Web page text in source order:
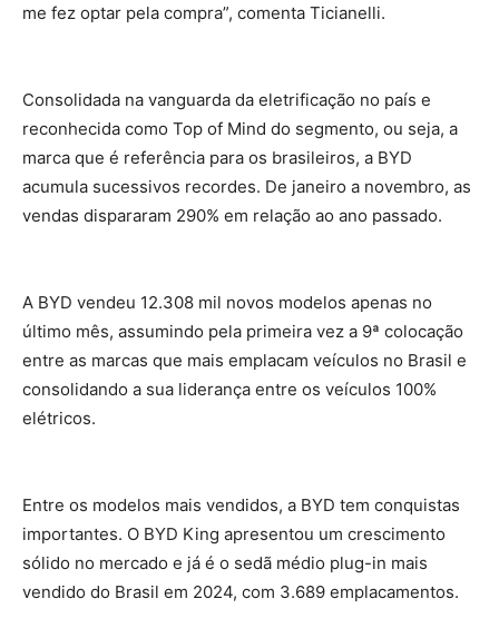
me fez optar pela compra”, comenta Ticianelli.
Consolidada na vanguarda da eletrificação no país e
reconhecida como Top of Mind do segmento, ou seja, a
marca que é referência para os brasileiros, a BYD
acumula sucessivos recordes. De janeiro a novembro, as
vendas dispararam 290% em relação ao ano passado.
A BYD vendeu 12.308 mil novos modelos apenas no
último mês, assumindo pela primeira vez a 9ª colocação
entre as marcas que mais emplacam veículos no Brasil e
consolidando a sua liderança entre os veículos 100%
elétricos.
Entre os modelos mais vendidos, a BYD tem conquistas
importantes. O BYD King apresentou um crescimento
sólido no mercado e já é o sedã médio plug-in mais
vendido do Brasil em 2024, com 3.689 emplacamentos.